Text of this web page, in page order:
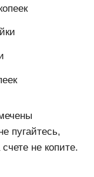
пугайтесь,
не копите.